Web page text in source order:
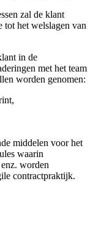
zal de klant
tot het welslagen van
in de
met het team
worden genomen:
middelen voor het
waarin
worden
contractpraktijk.